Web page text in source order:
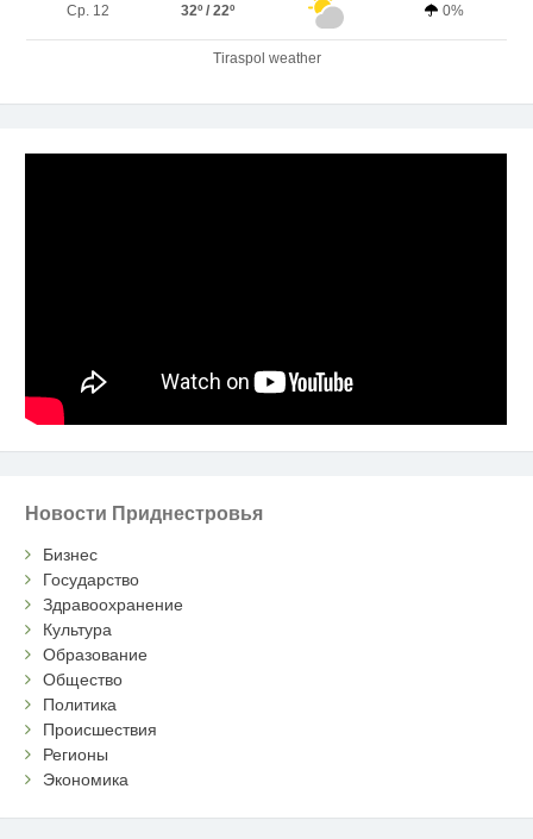
Ср. 12 32º / 22º 0%
Tiraspol weather
Новости Приднестровья
Бизнес
Государство
Здравоохранение
Культура
Образование
Общество
Политика
Происшествия
Регионы
Экономика